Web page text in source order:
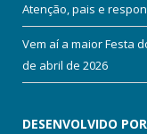
Atenção, pais e
Vem aí a maior Festa
de abril de 2026
DESENVOLVIDO